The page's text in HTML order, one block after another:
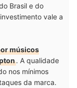
Brasil e do
vale a
músicos
. A qualidade
nos mínimos
da marca.